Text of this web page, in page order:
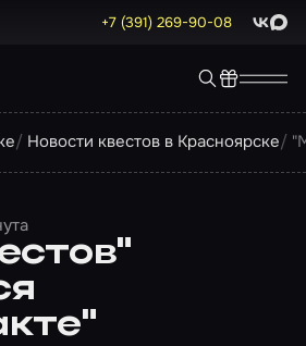
+7 (391) 269-90-08 Max
Новости квестов в Красноярске